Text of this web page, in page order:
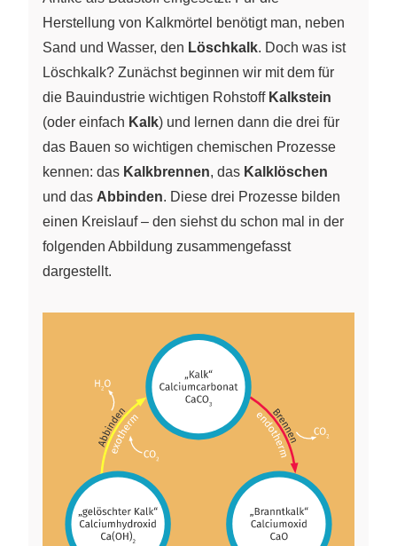
Herstellung von Kalkmörtel benötigt man, neben
Sand und Wasser, den Löschkalk. Doch was ist
Löschkalk? Zunächst beginnen wir mit dem für
die Bauindustrie wichtigen Rohstoff Kalkstein
(oder einfach Kalk) und lernen dann die drei für
das Bauen so wichtigen chemischen Prozesse
kennen: das Kalkbrennen, das Kalklöschen
und das Abbinden. Diese drei Prozesse bilden
einen Kreislauf – den siehst du schon mal in der
folgenden Abbildung zusammengefasst
dargestellt.